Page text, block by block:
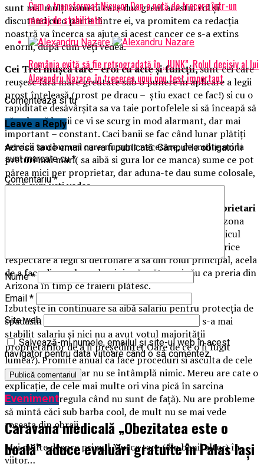
sunt mai mulți oameni care duc greul acestui rol și
discutând cu o parte dintre ei, va promitem ca redacția
noastră va încerca sa ajute si acest cancer ce s-a extins
enorm, după cum veți vedea.
Cei Trei mușcă tare–eroi cu acte și funcții,sunt cei care
reușesc fără mare greutate sub o punere in aplicare a legii
prost înțeleasă (prost pe dracu – știu exact ce fac!) si cu o
rapiditate desăvârșita sa va taie portofelele si să înceapă să
vă culeagă banii ce vi se scurg in mod alarmant, dar mai
important – constant. Caci banii se fac când lunar plătiți
servicii sau bunuri care nu sunt necesare, de multe ori la
preturi mai mari( sa aibă si gura lor ce manca) sume ce pot
părea mici per proprietar, dar aduna-te dau sume colosale,
după cum veți vedea.
președintele Asociației de proprietari
fin spadasin cu banii a 7 blocuri noi în zona
Albert, personaj cu nume notoriu și cu priza la publicul
feminin din oraș. Reușește cu mari dibăcie sa evita orice
respectare a legii si detronare a sa din rolul principal, acela
de a face din acel condominiu să arăta mai rău ca preria din
Arizona în timp ce fraierii plătesc.
Izbutește in continuare sa aibă salariu pentru protecția de
spadasin asigurata blocurilor, cu toate ca NU i s-a mai
stabilit salariu și nici nu a avut votul majorității
proprietarilor de a fi președinte( Oare de ce o fi fugit
lumea?). Promite anual ca face proceduri si asculta de cele
cerute de popor dar nu se întâmplă nimic. Mereu are cate o
explicație, de cele mai multe ori vina pică în sarcina
celorlalți(de regula când nu sunt de față). Nu are probleme
să mintă căci sub barba cool, de mult nu se mai vede
roșeața din obraji.
Mai multe despre primul Mușca tare (din banii altor) în
viitor…
Cum a transformat Nicușor Dan o notă de trecere într-un
mesaj de stabilitate
România evită să fie retrogradată în „JUNK”. Rolul decisiv al lui
Alexandru Nazare, în trecerea unui nou test important
Comenteaza si tu
Leave a Reply
Adresa ta de email nu va fi publicată. Câmpurile obligatorii
sunt marcate cu*
Comentariu*
Nume*
Email *
Site web
Salvează-mi numele, emailul și site-ul web în acest
navigator pentru data viitoare când o să comentez.
Eveniment
Caravana medicală „Obezitatea este o
boală” aduce evaluări gratuite în Palas Iași